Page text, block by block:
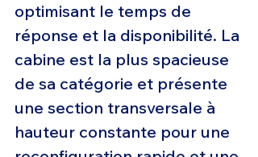
optimisant le temps de
réponse et la disponibilité. La
cabine est la plus spacieuse
de sa catégorie et présente
une section transversale à
hauteur constante pour une